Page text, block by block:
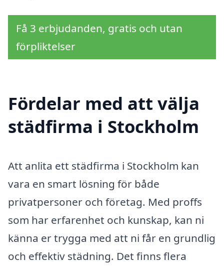
Få 3 erbjudanden, gratis och utan
förpliktelser
Fördelar med att välja
städfirma i Stockholm
Att anlita ett städfirma i Stockholm kan
vara en smart lösning för både
privatpersoner och företag. Med proffs
som har erfarenhet och kunskap, kan ni
känna er trygga med att ni får en grundlig
och effektiv städning. Det finns flera